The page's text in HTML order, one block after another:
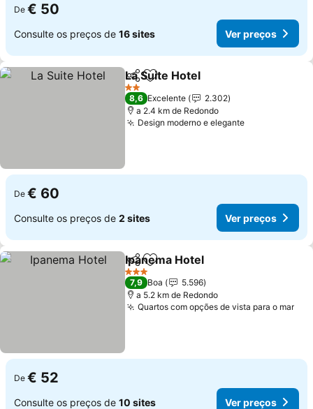
De € 50
Consulte os preços de 16 sites Ver preços
PartilharAdicionar aos favoritos
La Suite Hotel
2 Estrelas
8,6 Excelente
2.302
a 2.4 km de Redondo
Design moderno e elegante
De € 60
Consulte os preços de 2 sites Ver preços
PartilharAdicionar aos favoritos
Ipanema Hotel
3 Estrelas
7,9 Boa
5.596
a 5.2 km de Redondo
Quartos com opções de vista para o mar
De € 52
Consulte os preços de 10 sites Ver preços